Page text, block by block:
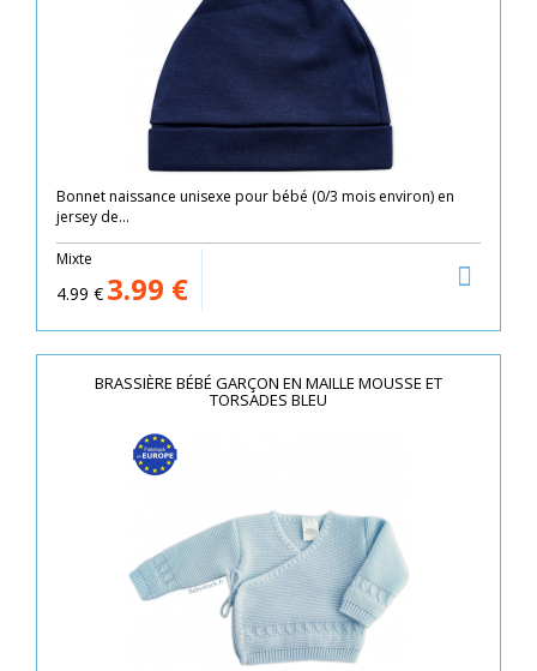
Bonnet naissance unisexe pour bébé (0/3 mois environ) en
jersey de...
Mixte
4.99 € 3.99 €
BRASSIÈRE BÉBÉ GARÇON EN MAILLE MOUSSE ET
TORSADES BLEU